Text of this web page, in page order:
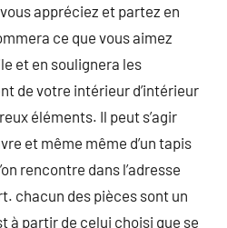
appréciez et partez en
ce que vous aimez
et en soulignera les
de votre intérieur d’intérieur
éléments. Il peut s’agir
et même même d’un tapis
rencontre dans l’adresse
chacun des pièces sont un
à partir de celui choisi que se